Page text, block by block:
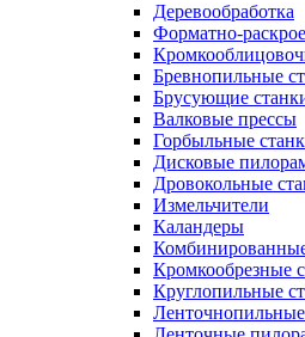
Деревообработка
Форматно-
Бревнопильные
Брусующие
Валковые прессы
Горбыльные
Дисковые
Дровокольные
Измельчители
Каландеры
Кромкообрезные
Круглопильные